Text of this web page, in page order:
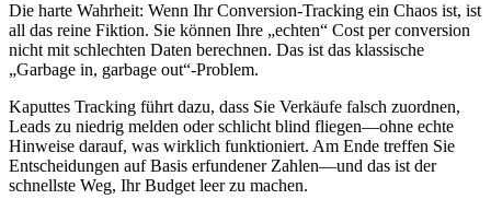
Die harte Wahrheit: Wenn Ihr Conversion-Tracking ein Chaos ist, ist
all das reine Fiktion. Sie können Ihre „echten“ Cost per conversion
nicht mit schlechten Daten berechnen. Das ist das klassische
„Garbage in, garbage out“-Problem.
Kaputtes Tracking führt dazu, dass Sie Verkäufe falsch zuordnen,
Leads zu niedrig melden oder schlicht blind fliegen—ohne echte
Hinweise darauf, was wirklich funktioniert. Am Ende treffen Sie
Entscheidungen auf Basis erfundener Zahlen—und das ist der
schnellste Weg, Ihr Budget leer zu machen.